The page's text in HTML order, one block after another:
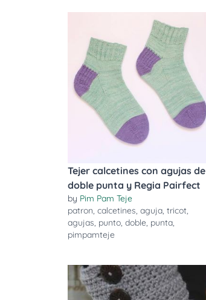
Tejer calcetines con agujas de
doble punta y Regia Pairfect
by Pim Pam Teje
patron, calcetines, aguja, tricot,
agujas, punto, doble, punta,
pimpamteje